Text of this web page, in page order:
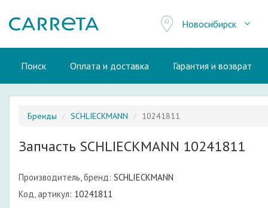
Новосибирск
Поиск Оплата и доставка Гарантия и возврат
Бренды SCHLIECKMANN 10241811
Запчасть SCHLIECKMANN 10241811
Производитель, бренд: SCHLIECKMANN
Код, артикул: 10241811